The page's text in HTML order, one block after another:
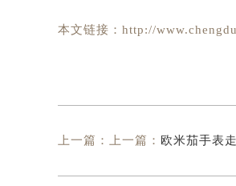
本文链接：http://
上一篇：上一篇： 欧米茄手表